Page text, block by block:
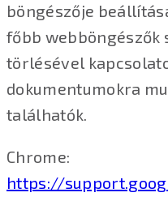
böngészője
főbb webböngészők
törlésével
dokumentumokra
találhatók.
Chrome:
https://